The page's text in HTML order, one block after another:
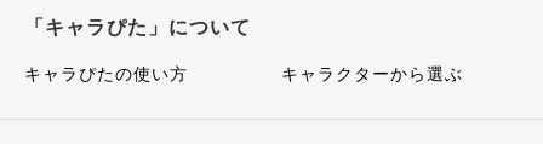
「キャラぴた」について
キャラぴたの使い方 キャラクターから選ぶ